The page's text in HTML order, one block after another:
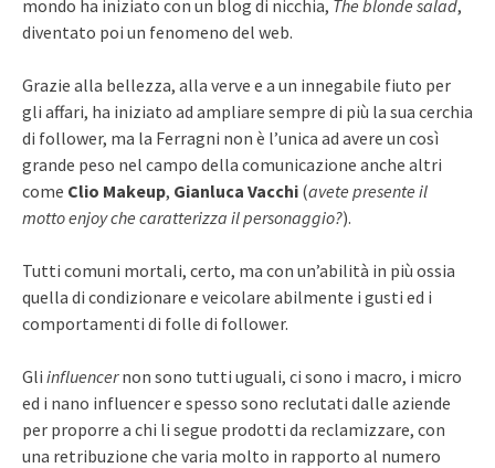
mondo ha iniziato con un blog di nicchia, The blonde salad,
diventato poi un fenomeno del web.
Grazie alla bellezza, alla verve e a un innegabile fiuto per
gli affari, ha iniziato ad ampliare sempre di più la sua cerchia
di follower, ma la Ferragni non è l’unica ad avere un così
grande peso nel campo della comunicazione anche altri
come Clio Makeup, Gianluca Vacchi (avete presente il
motto enjoy che caratterizza il personaggio?).
Tutti comuni mortali, certo, ma con un’abilità in più ossia
quella di condizionare e veicolare abilmente i gusti ed i
comportamenti di folle di follower.
Gli influencernon sono tutti uguali, ci sono i macro, i micro
ed i nano influencer e spesso sono reclutati dalle aziende
per proporre a chi li segue prodotti da reclamizzare, con
una retribuzione che varia molto in rapporto al numero